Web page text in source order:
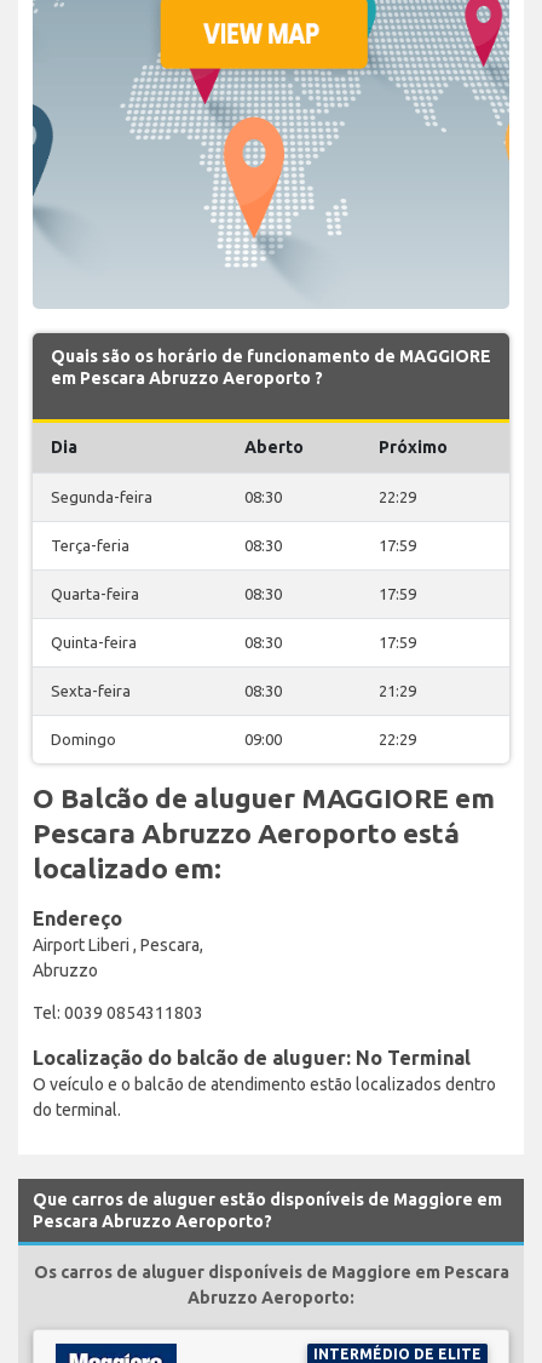
Quais são os horário de funcionamento de MAGGIORE
em Pescara Abruzzo Aeroporto ?
Dia Aberto Próximo
Segunda-feira 08:30 22:29
Terça-feria 08:30 17:59
Quarta-feira 08:30 17:59
Quinta-feira 08:30 17:59
Sexta-feira 08:30 21:29
Domingo 09:00 22:29
O Balcão de aluguer MAGGIORE em
Pescara Abruzzo Aeroporto está
localizado em:
Endereço
Airport Liberi , Pescara,
Abruzzo
Tel: 0039 0854311803
Localização do balcão de aluguer: No Terminal
O veículo e o balcão de atendimento estão localizados dentro
do terminal.
Que carros de aluguer estão disponíveis de Maggiore em
Pescara Abruzzo Aeroporto?
Os carros de aluguer disponíveis de Maggiore em Pescara
Abruzzo Aeroporto:
INTERMÉDIO DE ELITE